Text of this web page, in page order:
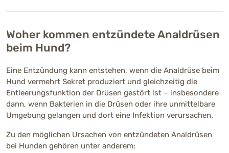
Woher kommen entzündete Analdrüsen
beim Hund?
Eine Entzündung kann entstehen, wenn die Analdrüse beim
Hund vermehrt Sekret produziert und gleichzeitig die
Entleerungsfunktion der Drüsen gestört ist – insbesondere
dann, wenn Bakterien in die Drüsen oder ihre unmittelbare
Umgebung gelangen und dort eine Infektion verursachen.
Zu den möglichen Ursachen von entzündeten Analdrüsen
bei Hunden gehören unter anderem: